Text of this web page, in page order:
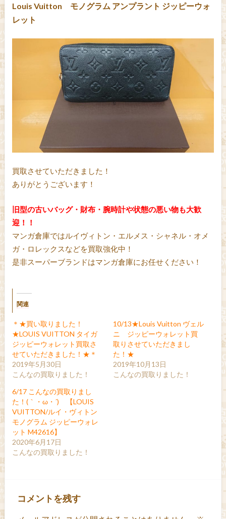
Louis Vuitton モノグラム アンプラント ジッピーウォ
レット
買取させていただきました！
ありがとうございます！
旧型の古いバッグ・財布・腕時計や状態の悪い物も大歓
迎！！
マンガ倉庫ではルイヴィトン・エルメス・シャネル・オメ
ガ・ロレックスなどを買取強化中！
是非スーパーブランドはマンガ倉庫にお任せください！
関連
＊★買い取りました！
★LOUIS VUITTON タイガ
ジッピーウォレット買取さ
せていただきました！★＊
2019年5月30日
こんなの買取りました！
10/13★Louis Vuitton ヴェル
ニ ジッピーウォレット買
取りさせていただきまし
た！★
2019年10月13日
こんなの買取りました！
6/17 こんなの買取りまし
た！(｀・ω・´)ゞ【LOUIS
VUITTON/ルイ・ヴィトン
モノグラム ジッピーウォレ
ット M42616】
2020年6月17日
こんなの買取りました！
コメントを残す